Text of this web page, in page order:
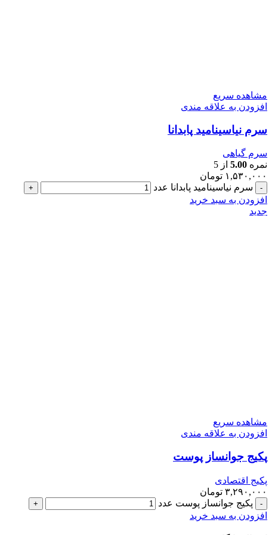
مشاهده سریع
افزودن به علاقه مندی
سرم نیاسینامید پابدانا
سرم گیاهی
نمره 5.00 از 5
۱,۵۳۰,۰۰۰ تومان
سرم نیاسینامید پابدانا عدد
افزودن به سبد خرید
جدید
مشاهده سریع
افزودن به علاقه مندی
پکیج جوانساز پوست
پکیج اقتصادی
۳,۲۹۰,۰۰۰ تومان
پکیج جوانساز پوست عدد
افزودن به سبد خرید